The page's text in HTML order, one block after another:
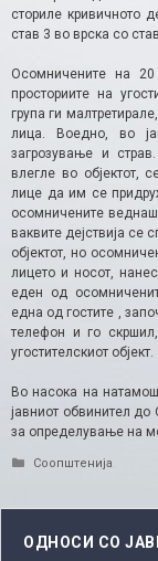
сториле кривичното
став 3 во врска со
Осомничените на
просториите на
група ги
лица. Воедно, во
загрозување и
влегле во објектот,
лице да им се
осомничените
ваквите дејствија се
објектот, но
лицето и носот,
еден од
една од гостите ,
телефон и го
угостителскиот објект.
Во насока на
јавниот обвинител
за определување на
Categories
Соопштенија
ОДНОСИ СО